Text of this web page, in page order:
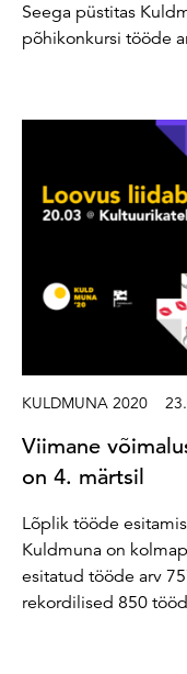
Seega püstitas
põhikonkursi tööde
KULDMUNA 2020
Viimane
on 4. märtsil
Lõplik tööde
Kuldmuna on
esitatud tööde arv
rekordilised 850